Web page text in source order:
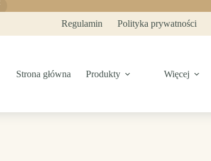
Regulamin Polityka prywatności
Strona główna Produkty Więcej